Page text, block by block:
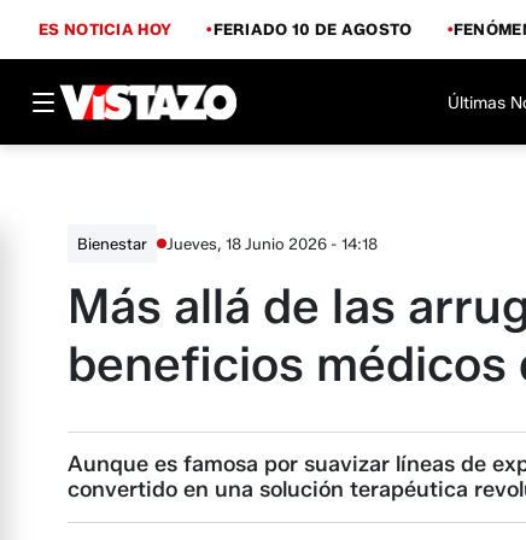
ES NOTICIA HOY FERIADO 10 DE AGOSTO
Últimas
Bienestar Jueves, 18 Junio 2026 - 14:18
Más allá de las
beneficios médicos
Aunque es famosa por suavizar líneas de
convertido en una solución terapéutica